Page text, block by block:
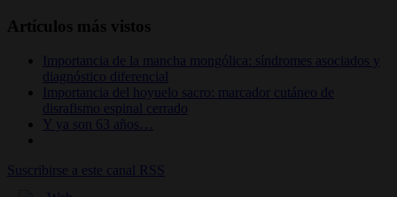
Artículos más vistos
Importancia de la mancha mongólica: síndromes asociados y
diagnóstico diferencial
Importancia del hoyuelo sacro: marcador cutáneo de
disrafismo espinal cerrado
Y ya son 63 años…
Suscribirse a este canal RSS